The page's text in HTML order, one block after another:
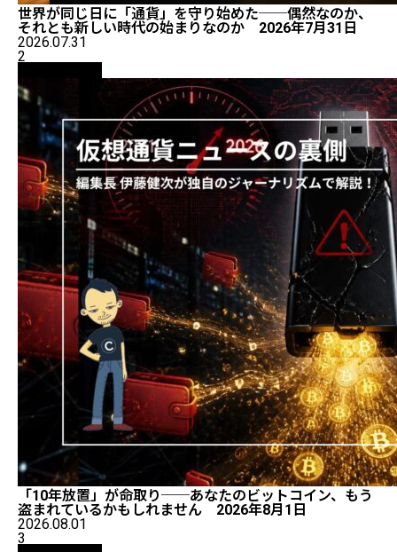
世界が同じ日に「通貨」を守り始めた──偶然なのか、
それとも新しい時代の始まりなのか 2026年7月31日
2026.07.31
2
「10年放置」が命取り──あなたのビットコイン、もう
盗まれているかもしれません 2026年8月1日
2026.08.01
3